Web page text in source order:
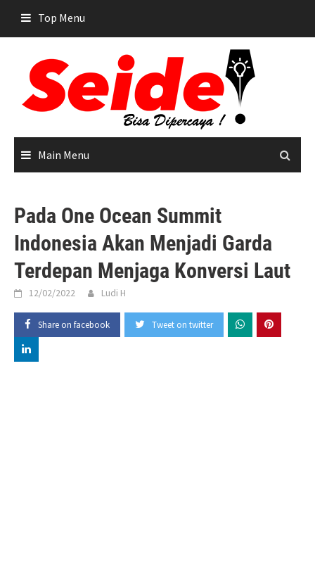
content
Top Menu
Main Menu
Pada One Ocean Summit
Indonesia Akan Menjadi Garda
Terdepan Menjaga Konversi Laut
12/02/2022 Ludi H
Share on facebook Tweet on twitter